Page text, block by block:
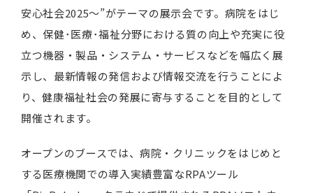
安心社会2025～”がテーマの展示会です。病院をはじ
め、保健･医療･福祉分野における質の向上や充実に役
立つ機器・製品・システム・サービスなどを幅広く展
示し、最新情報の発信および情報交流を行うことによ
り、健康福祉社会の発展に寄与することを目的として
開催されます。
オープンのブースでは、病院・クリニックをはじめと
する医療機関での導入実績豊富なRPAツール